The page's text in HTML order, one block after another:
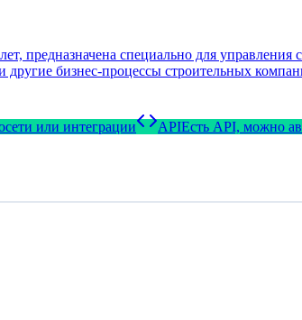
специально для управления
другие бизнес-процессы строительных
или интеграции APIЕсть API, можно